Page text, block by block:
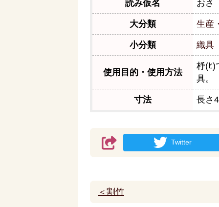
読み仮名 おさ
大分類 生産
小分類 織具
使用目的・使用方法
杼(ﾋ)
具。
寸法 長さ
Twitter
＜割竹